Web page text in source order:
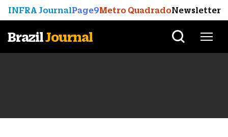
INFRA JournalPage9Metro QuadradoNewsletter
BrazilJournal